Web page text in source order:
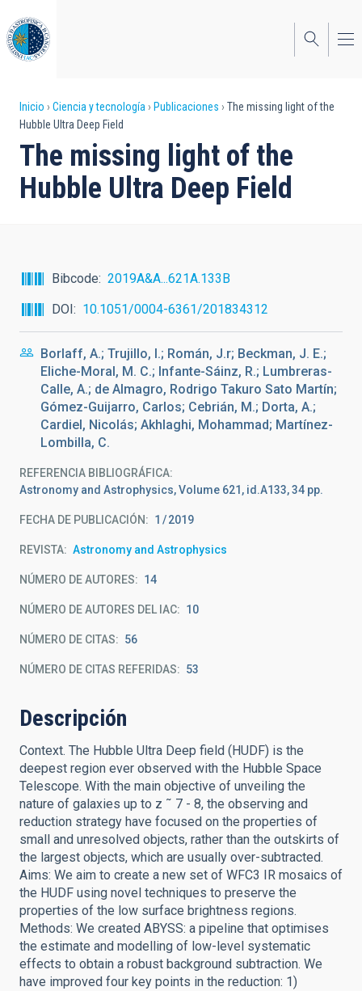
al
contenido
principal
Sobrescribir
enlaces
de
ayuda
navegación
Inicio Ciencia y tecnología Publicaciones
The missing light of the
Hubble Ultra Deep Field
The missing light of the
Hubble Ultra Deep Field
Bibcode
2019A&A...621A.133B
DOI
10.1051/0004-6361/201834312
Borlaff, A.; Trujillo, I.; Román, J.r; Beckman, J. E.;
Eliche-Moral, M. C.; Infante-Sáinz, R.; Lumbreras-
Calle, A.; de Almagro, Rodrigo Takuro Sato Martín;
Gómez-Guijarro, Carlos; Cebrián, M.; Dorta, A.;
Cardiel, Nicolás; Akhlaghi, Mohammad; Martínez-
Lombilla, C.
REFERENCIA BIBLIOGRÁFICA
Astronomy and Astrophysics, Volume 621, id.A133, 34 pp.
FECHA DE PUBLICACIÓN: 1 2019
REVISTA Astronomy and Astrophysics
NÚMERO DE AUTORES 14
NÚMERO DE AUTORES DEL IAC 10
NÚMERO DE CITAS 56
NÚMERO DE CITAS REFERIDAS 53
Descripción
Context. The Hubble Ultra Deep field (HUDF) is the
deepest region ever observed with the Hubble Space
Telescope. With the main objective of unveiling the
nature of galaxies up to z ˜ 7 - 8, the observing and
reduction strategy have focused on the properties of
small and unresolved objects, rather than the outskirts of
the largest objects, which are usually over-subtracted.
Aims: We aim to create a new set of WFC3 IR mosaics of
the HUDF using novel techniques to preserve the
properties of the low surface brightness regions.
Methods: We created ABYSS: a pipeline that optimises
the estimate and modelling of low-level systematic
effects to obtain a robust background subtraction. We
have improved four key points in the reduction: 1)